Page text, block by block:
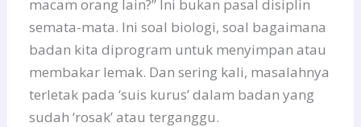
macam orang lain?” Ini bukan pasal disiplin
semata-mata. Ini soal biologi, soal bagaimana
badan kita diprogram untuk menyimpan atau
membakar lemak. Dan sering kali, masalahnya
terletak pada ‘suis kurus’ dalam badan yang
sudah ‘rosak’ atau terganggu.